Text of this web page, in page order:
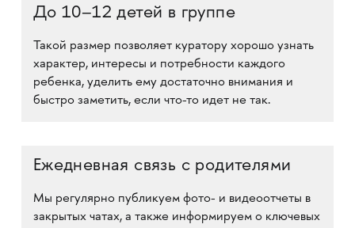
До 10–12 детей в группе
Такой размер позволяет куратору хорошо узнать
характер, интересы и потребности каждого
ребенка, уделить ему достаточно внимания и
быстро заметить, если что-то идет не так.
Ежедневная связь с родителями
Мы регулярно публикуем фото- и видеоотчеты в
закрытых чатах, а также информируем о ключевых